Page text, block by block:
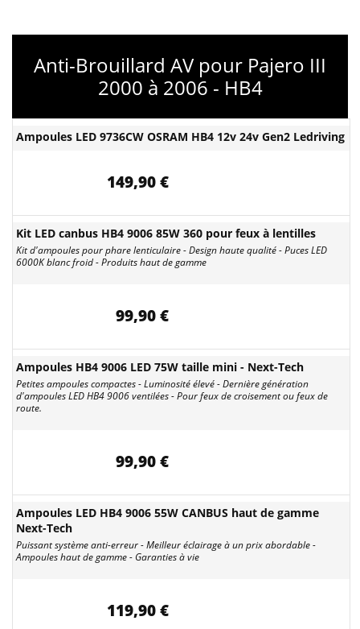
Anti-Brouillard AV pour Pajero III
2000 à 2006 - HB4
Ampoules LED 9736CW OSRAM HB4 12v 24v Gen2 Ledriving
149,90 €
Kit LED canbus HB4 9006 85W 360 pour feux à lentilles
Kit d'ampoules pour phare lenticulaire - Design haute qualité - Puces LED
6000K blanc froid - Produits haut de gamme
99,90 €
Ampoules HB4 9006 LED 75W taille mini - Next-Tech
Petites ampoules compactes - Luminosité élevé - Dernière génération
d'ampoules LED HB4 9006 ventilées - Pour feux de croisement ou feux de
route.
99,90 €
Ampoules LED HB4 9006 55W CANBUS haut de gamme
Next-Tech
Puissant système anti-erreur - Meilleur éclairage à un prix abordable -
Ampoules haut de gamme - Garanties à vie
119,90 €